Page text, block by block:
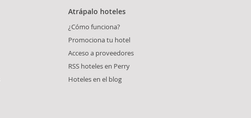
Atrápalo hoteles
¿Cómo funciona?
Promociona tu hotel
Acceso a proveedores
RSS hoteles en Perry
Hoteles en el blog